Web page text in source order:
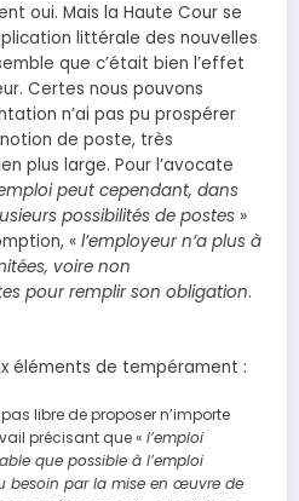
oui. Mais la Haute Cour se
littérale des nouvelles
que c’était bien l’effet
Certes nous pouvons
n’ai pas pu prospérer
de poste, très
plus large. Pour l’avocate
peut cependant, dans
possibilités de postes »
« l’employeur n’a plus à
voire non
pour remplir son obligation.
éléments de tempérament :
libre de proposer n’importe
précisant que « l’emploi
que possible à l’emploi
besoin par la mise en œuvre de